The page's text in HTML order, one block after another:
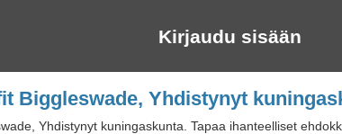
Kirjaudu sisään
Biggleswade, Yhdistynyt
Yhdistynyt kuningaskunta. Tapaa ihanteelliset